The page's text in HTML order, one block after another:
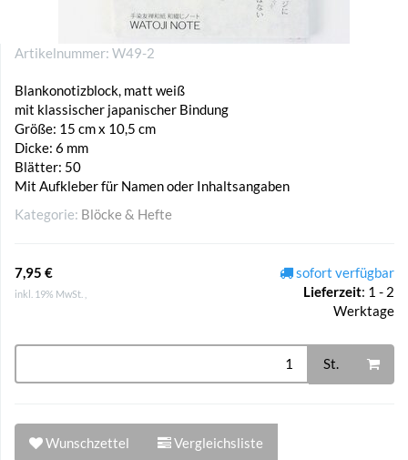
Artikelnummer: W49-2
Blankonotizblock, matt weiß
mit klassischer japanischer Bindung
Größe: 15 cm x 10,5 cm
Dicke: 6 mm
Blätter: 50
Mit Aufkleber für Namen oder Inhaltsangaben
Kategorie: Blöcke & Hefte
7,95 €
inkl. 19% MwSt. ,
sofort verfügbar
Lieferzeit: 1 - 2
Werktage
St.
Wunschzettel Vergleichsliste